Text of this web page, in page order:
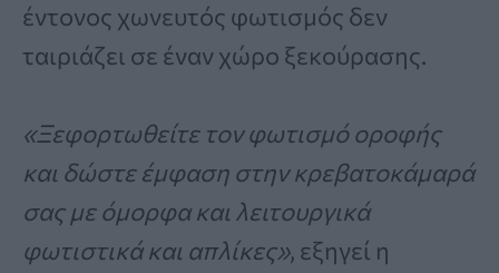
έντονος χωνευτός φωτισμός δεν
ταιριάζει σε έναν χώρο ξεκούρασης.
«Ξεφορτωθείτε τον φωτισμό οροφής
και δώστε έμφαση στην κρεβατοκάμαρά
σας με όμορφα και λειτουργικά
φωτιστικά και απλίκες», εξηγεί η